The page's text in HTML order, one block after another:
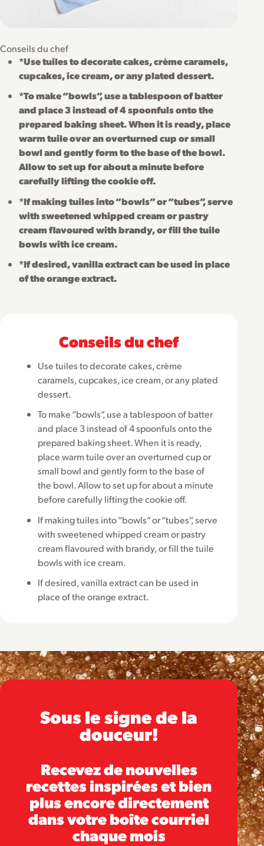
Conseils du chef
*Use tuiles to decorate cakes, crème caramels,
cupcakes, ice cream, or any plated dessert.
*To make “bowls”, use a tablespoon of batter
and place 3 instead of 4 spoonfuls onto the
prepared baking sheet. When it is ready, place
warm tuile over an overturned cup or small
bowl and gently form to the base of the bowl.
Allow to set up for about a minute before
carefully lifting the cookie off.
*If making tuiles into “bowls” or “tubes”, serve
with sweetened whipped cream or pastry
cream flavoured with brandy, or fill the tuile
bowls with ice cream.
*If desired, vanilla extract can be used in place
of the orange extract.
Conseils du chef
Use tuiles to decorate cakes, crème
caramels, cupcakes, ice cream, or any plated
dessert.
To make “bowls”, use a tablespoon of batter
and place 3 instead of 4 spoonfuls onto the
prepared baking sheet. When it is ready,
place warm tuile over an overturned cup or
small bowl and gently form to the base of
the bowl. Allow to set up for about a minute
before carefully lifting the cookie off.
If making tuiles into “bowls” or “tubes”, serve
with sweetened whipped cream or pastry
cream flavoured with brandy, or fill the tuile
bowls with ice cream.
If desired, vanilla extract can be used in
place of the orange extract.
Sous le signe de la
douceur!
Recevez de nouvelles
recettes inspirées et bien
plus encore directement
dans votre boîte courriel
chaque mois